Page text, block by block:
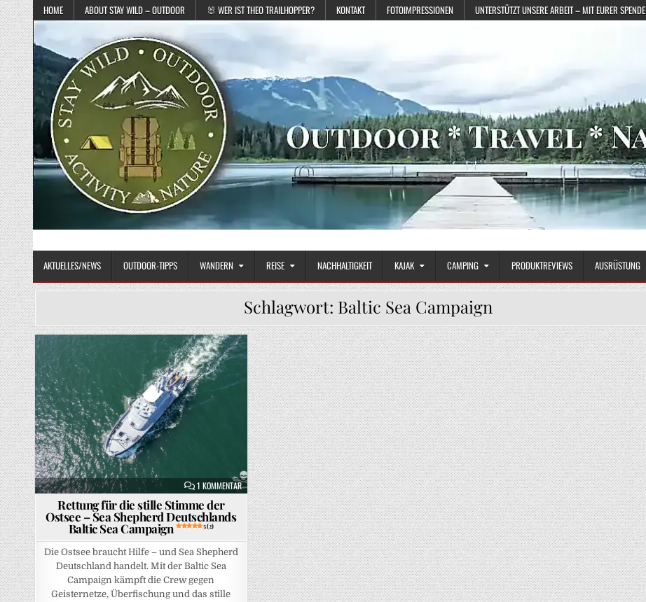
Skip to content
HOME ABOUT STAY WILD – OUTDOOR 🐰 WER IST THEO TRAILHOPPER? KONTAKT FOTOIMPRESSIONEN UNTERSTÜTZT UNSERE ARBEIT – MIT EURER SPENDE
STAY WILD – OUTDOOR
AKTUELLES/NEWS OUTDOOR-TIPPS WANDERN REISE NACHHALTIGKEIT KAJAK CAMPING PRODUKTREVIEWS AUSRÜSTUNG
Schlagwort: Baltic Sea Campaign
1 KOMMENTARZU RETTUNG FÜR DIE STILLE STIMME DER OSTSEE – SEA SHEPHERD DEUTSCHLANDS BALTIC SEA CAMPAIGN 5 (2)
Posted in
Rettung für die stille Stimme der
Ostsee – Sea Shepherd Deutschlands
Baltic Sea Campaign 5 (2)
Die Ostsee braucht Hilfe – und Sea Shepherd
Deutschland handelt. Mit der Baltic Sea
Campaign kämpft die Crew gegen
Geisternetze, Überfischung und das stille